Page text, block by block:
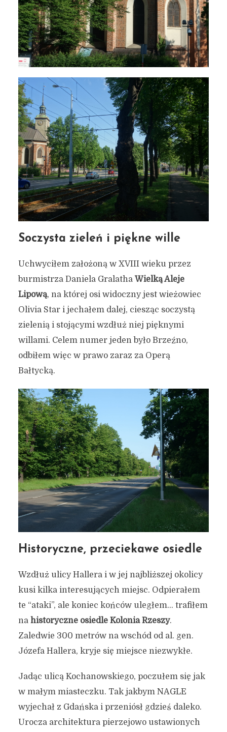
Soczysta zieleń i piękne wille
Uchwyciłem założoną w XVIII wieku przez
burmistrza Daniela Gralatha Wielką Aleje
Lipową, na której osi widoczny jest wieżowiec
Olivia Star i jechałem dalej, ciesząc soczystą
zielenią i stojącymi wzdłuż niej pięknymi
willami. Celem numer jeden było Brzeźno,
odbiłem więc w prawo zaraz za Operą
Bałtycką.
Historyczne, przeciekawe osiedle
Wzdłuż ulicy Hallera i w jej najbliższej okolicy
kusi kilka interesujących miejsc. Odpierałem
te “ataki”, ale koniec końców uległem… trafiłem
na historyczne osiedle Kolonia Rzeszy.
Zaledwie 300 metrów na wschód od al. gen.
Józefa Hallera, kryje się miejsce niezwykłe.
Jadąc ulicą Kochanowskiego, poczułem się jak
w małym miasteczku. Tak jakbym NAGLE
wyjechał z Gdańska i przeniósł gdzieś daleko.
Urocza architektura pierzejowo ustawionych